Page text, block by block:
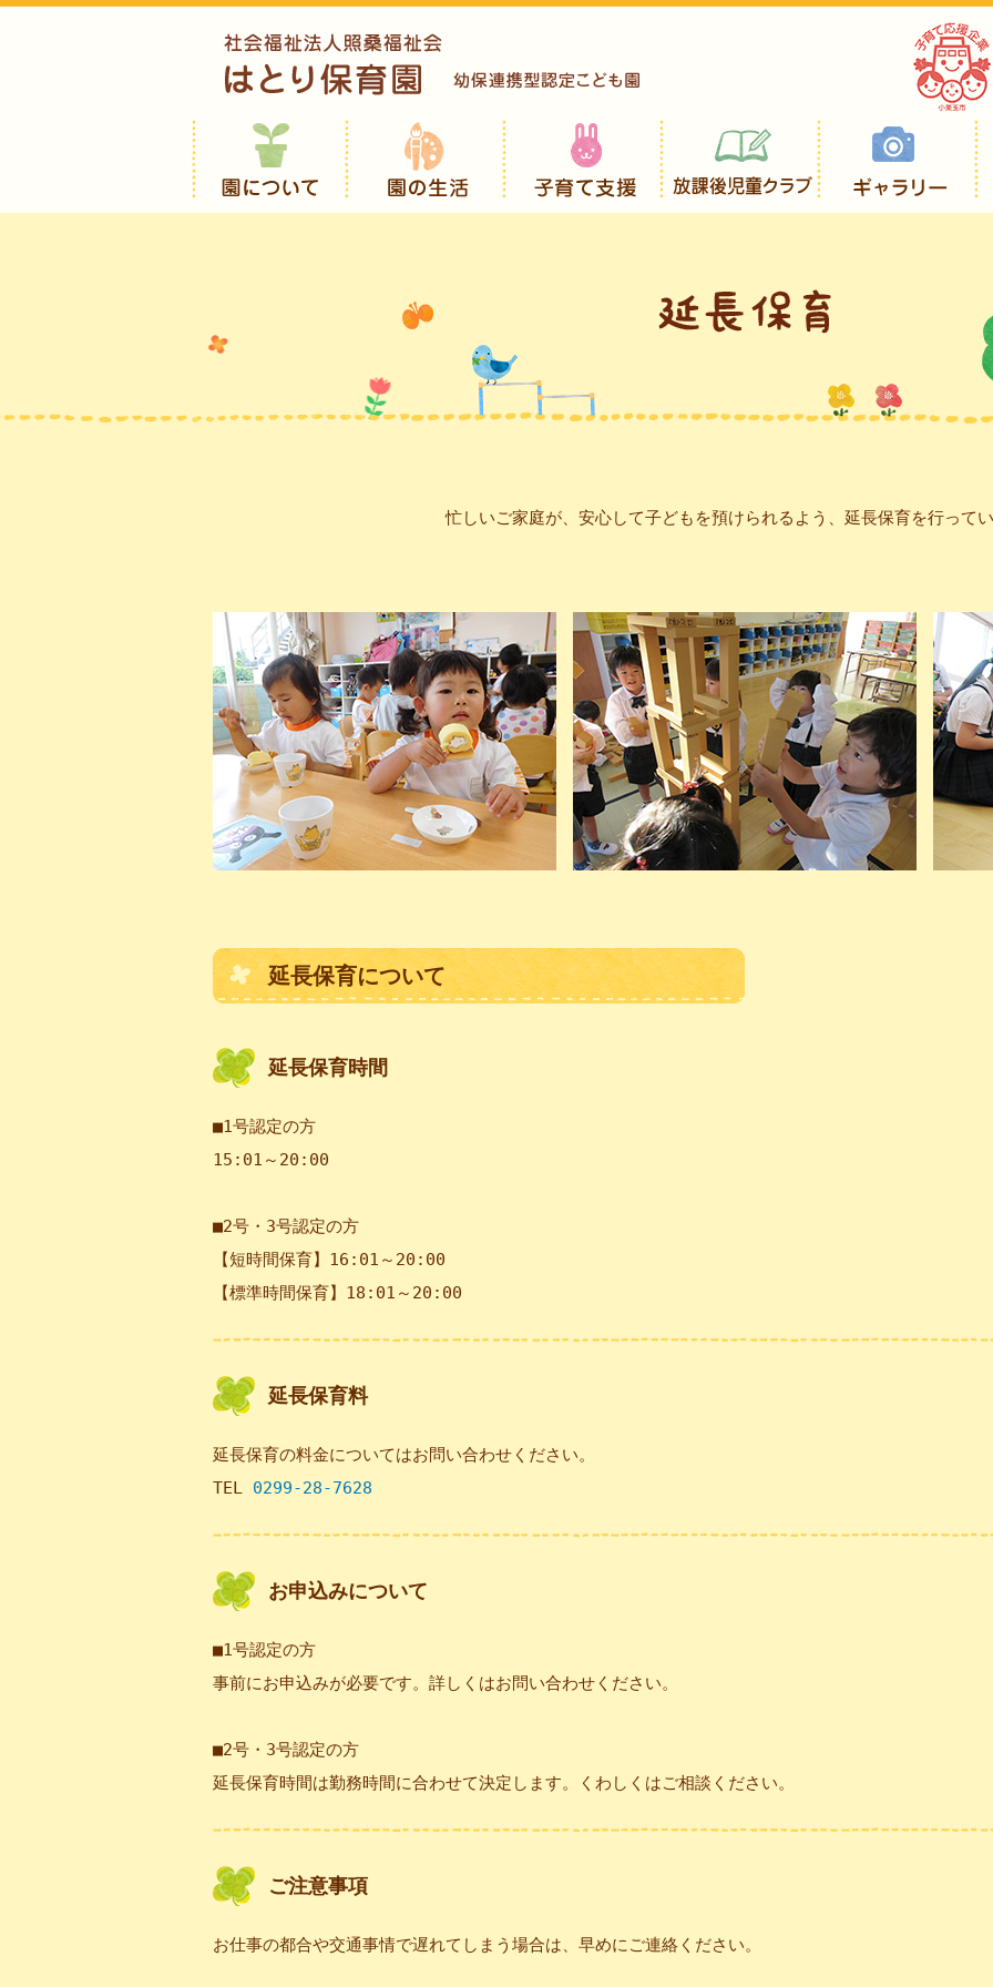
忙しいご家庭が、安心して子どもを預けられるよう、延長保育を行って
延長保育について
延長保育時間
■1号認定の方
15:01～20:00
■2号・3号認定の方
【短時間保育】16:01～20:00
【標準時間保育】18:01～20:00
延長保育料
延長保育の料金についてはお問い合わせください。
TEL 0299-28-7628
お申込みについて
■1号認定の方
事前にお申込みが必要です。詳しくはお問い合わせください。
■2号・3号認定の方
延長保育時間は勤務時間に合わせて決定します。くわしくはご相談ください。
ご注意事項
お仕事の都合や交通事情で遅れてしまう場合は、早めにご連絡ください。